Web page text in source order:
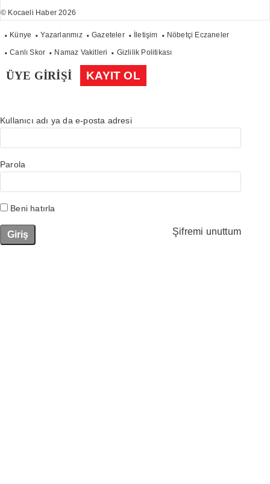
© Kocaeli Haber 2026
Künye Yazarlarımız Gazeteler İletişim Nöbetçi Eczaneler
Canlı Skor Namaz Vakitleri Gizlilik Politikası
ÜYE GİRİŞİ KAYIT OL
Kullanıcı adı ya da e-posta adresi
Parola
Beni hatırla
Şifremi unuttum